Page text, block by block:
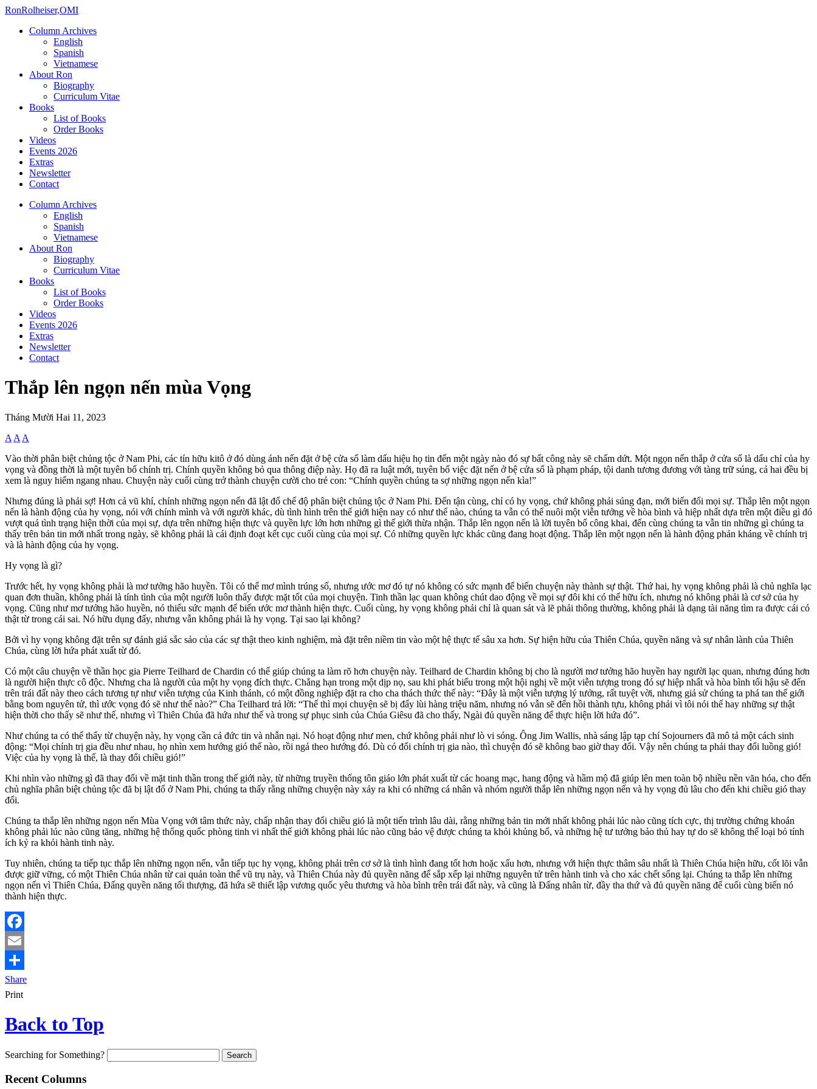
RonRolheiser,OMI
Column Archives
English
Spanish
Vietnamese
About Ron
Biography
Curriculum Vitae
Books
List of Books
Order Books
Videos
Events 2026
Extras
Newsletter
Contact
Column Archives
English
Spanish
Vietnamese
About Ron
Biography
Curriculum Vitae
Books
List of Books
Order Books
Videos
Events 2026
Extras
Newsletter
Contact
Thắp lên ngọn nến mùa Vọng
Tháng Mười Hai 11, 2023
A A A
Vào thời phân biệt chủng tộc ở Nam Phi, các tín hữu kitô ở đó dùng ánh nến đặt ở bệ cửa sổ làm dấu hiệu họ tin đến một ngày nào đó sự bất công này sẽ chấm dứt. Một ngọn nến thắp ở cửa sổ là dấu chỉ của hy
vọng và đồng thời là một tuyên bố chính trị. Chính quyền không bỏ qua thông điệp này. Họ đã ra luật mới, tuyên bố việc đặt nến ở bệ cửa sổ là phạm pháp, tội danh tương đương với tàng trữ súng, cả hai đều bị
xem là nguy hiểm ngang nhau. Chuyện này cuối cùng trở thành chuyện cười cho trẻ con: “Chính quyền chúng ta sợ những ngọn nến kìa!”
Nhưng đúng là phải sợ! Hơn cả vũ khí, chính những ngọn nến đã lật đổ chế độ phân biệt chủng tộc ở Nam Phi. Đến tận cùng, chỉ có hy vọng, chứ không phải súng đạn, mới biến đổi mọi sự. Thắp lên một ngọn
nến là hành động của hy vọng, nói với chính mình và với người khác, dù tình hình trên thế giới hiện nay có như thế nào, chúng ta vẫn có thể nuôi một viễn tưởng về hòa bình và hiệp nhất dựa trên một điều gì đó
vượt quá tình trạng hiện thời của mọi sự, dựa trên những hiện thực và quyền lực lớn hơn những gì thế giới thừa nhận. Thắp lên ngọn nến là lời tuyên bố công khai, đến cùng chúng ta vẫn tin những gì chúng ta
thấy trên bản tin mới nhất trong ngày, sẽ không phải là cái định đoạt kết cục cuối cùng của mọi sự. Có những quyền lực khác cũng đang hoạt động. Thắp lên một ngọn nến là hành động phản kháng về chính trị
và là hành động của hy vọng.
Hy vọng là gì?
Trước hết, hy vọng không phải là mơ tưởng hão huyền. Tôi có thể mơ mình trúng số, nhưng ước mơ đó tự nó không có sức mạnh để biến chuyện này thành sự thật. Thứ hai, hy vọng không phải là chủ nghĩa lạc
quan đơn thuần, không phải là tính tình của một người luôn thấy được mặt tốt của mọi chuyện. Tinh thần lạc quan không chút dao động về mọi sự đôi khi có thể hữu ích, nhưng nó không phải là cơ sở của hy
vọng. Cũng như mơ tưởng hão huyền, nó thiếu sức mạnh để biến ước mơ thành hiện thực. Cuối cùng, hy vọng không phải chỉ là quan sát và lẽ phải thông thường, không phải là dạng tài năng tìm ra được cái có
thật từ trong cái sai. Nó hữu dụng đấy, nhưng vẫn không phải là hy vọng. Tại sao lại không?
Bởi vì hy vọng không đặt trên sự đánh giá sắc sảo của các sự thật theo kinh nghiệm, mà đặt trên niềm tin vào một hệ thực tế sâu xa hơn. Sự hiện hữu của Thiên Chúa, quyền năng và sự nhân lành của Thiên
Chúa, cùng lời hứa phát xuất từ đó.
Có một câu chuyện về thần học gia Pierre Teilhard de Chardin có thể giúp chúng ta làm rõ hơn chuyện này. Teilhard de Chardin không bị cho là người mơ tưởng hão huyền hay người lạc quan, nhưng đúng hơn
là người hiện thực cô độc. Nhưng cha là người của một hy vọng đích thực. Chẳng hạn trong một dịp nọ, sau khi phát biểu trong một hội nghị về một viễn tượng trong đó sự hiệp nhất và hòa bình tối hậu sẽ đến
trên trái đất này theo cách tương tự như viễn tượng của Kinh thánh, có một đồng nghiệp đặt ra cho cha thách thức thế này: “Đây là một viễn tượng lý tưởng, rất tuyệt vời, nhưng giả sử chúng ta phá tan thế giới
bằng bom nguyên tử, thì ước vọng đó sẽ như thế nào?” Cha Teilhard trả lời: “Thế thì mọi chuyện sẽ bị đẩy lùi hàng triệu năm, nhưng nó vẫn sẽ đến hồi thành tựu, không phải vì tôi nói thế hay những sự thật
hiện thời cho thấy sẽ như thế, nhưng vì Thiên Chúa đã hứa như thế và trong sự phục sinh của Chúa Giêsu đã cho thấy, Ngài đủ quyền năng để thực hiện lời hứa đó”.
Như chúng ta có thể thấy từ chuyện này, hy vọng cần cả đức tin và nhẫn nại. Nó hoạt động như men, chứ không phải như lò vi sóng. Ông Jim Wallis, nhà sáng lập tạp chí Sojourners đã mô tả một cách sinh
động: “Mọi chính trị gia đều như nhau, họ nhìn xem hướng gió thế nào, rồi ngả theo hướng đó. Dù có đổi chính trị gia nào, thì chuyện đó sẽ không bao giờ thay đổi. Vậy nên chúng ta phải thay đổi luồng gió!
Việc của hy vọng là thế, là thay đổi chiều gió!”
Khi nhìn vào những gì đã thay đổi về mặt tinh thần trong thế giới này, từ những truyền thống tôn giáo lớn phát xuất từ các hoang mạc, hang động và hầm mộ đã giúp lên men toàn bộ nhiều nền văn hóa, cho đến
chủ nghĩa phân biệt chủng tộc đã bị lật đổ ở Nam Phi, chúng ta thấy rằng những chuyện này xảy ra khi có những cá nhân và nhóm người thắp lên những ngọn nến và hy vọng đủ lâu cho đến khi chiều gió thay
đổi.
Chúng ta thắp lên những ngọn nến Mùa Vọng với tâm thức này, chấp nhận thay đổi chiều gió là một tiến trình lâu dài, rằng những bản tin mới nhất không phải lúc nào cũng tích cực, thị trường chứng khoán
không phải lúc nào cũng tăng, những hệ thống quốc phòng tinh vi nhất thế giới không phải lúc nào cũng bảo vệ được chúng ta khỏi khủng bố, và những hệ tư tưởng bảo thủ hay tự do sẽ không thể loại bỏ tính
ích kỷ ra khỏi hành tinh này.
Tuy nhiên, chúng ta tiếp tục thắp lên những ngọn nến, vẫn tiếp tục hy vọng, không phải trên cơ sở là tình hình đang tốt hơn hoặc xấu hơn, nhưng với hiện thực thâm sâu nhất là Thiên Chúa hiện hữu, cốt lõi vẫn
được giữ vững, có một Thiên Chúa nhân từ cai quản toàn thể vũ trụ này, và Thiên Chúa này đủ quyền năng để sắp xếp lại những nguyên tử trên hành tinh và cho xác chết sống lại. Chúng ta thắp lên những
ngọn nến vì Thiên Chúa, Đấng quyền năng tối thượng, đã hứa sẽ thiết lập vương quốc yêu thương và hòa bình trên trái đất này, và cũng là Đấng nhân từ, đầy tha thứ và đủ quyền năng để cuối cùng biến nó
thành hiện thực.
Facebook
Email
Share
Print
Back to Top
Searching for Something?
Recent Columns